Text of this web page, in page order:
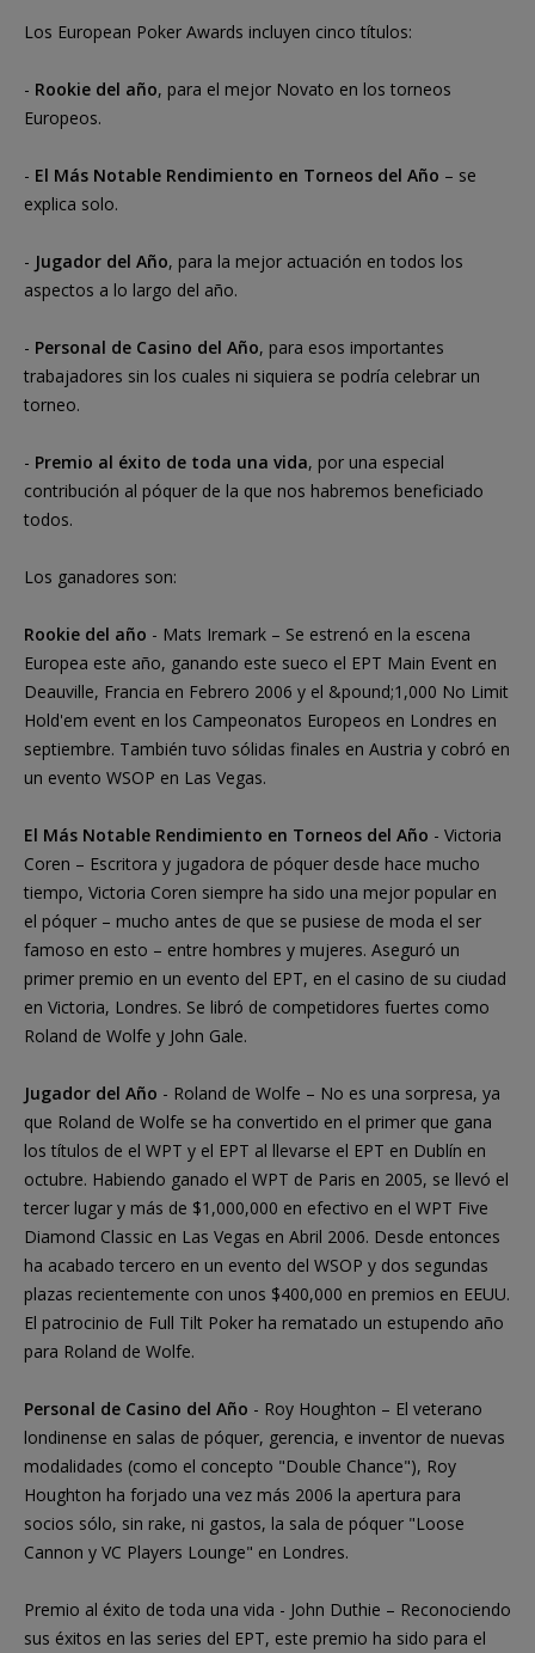
Los European Poker Awards incluyen cinco títulos:
- Rookie del año, para el mejor Novato en los torneos
Europeos.
- El Más Notable Rendimiento en Torneos del Año – se
explica solo.
- Jugador del Año, para la mejor actuación en todos los
aspectos a lo largo del año.
- Personal de Casino del Año, para esos importantes
trabajadores sin los cuales ni siquiera se podría celebrar un
torneo.
- Premio al éxito de toda una vida, por una especial
contribución al póquer de la que nos habremos beneficiado
todos.
Los ganadores son:
Rookie del año - Mats Iremark – Se estrenó en la escena
Europea este año, ganando este sueco el EPT Main Event en
Deauville, Francia en Febrero 2006 y el &pound;1,000 No Limit
Hold'em event en los Campeonatos Europeos en Londres en
septiembre. También tuvo sólidas finales en Austria y cobró en
un evento WSOP en Las Vegas.
El Más Notable Rendimiento en Torneos del Año - Victoria
Coren – Escritora y jugadora de póquer desde hace mucho
tiempo, Victoria Coren siempre ha sido una mejor popular en
el póquer – mucho antes de que se pusiese de moda el ser
famoso en esto – entre hombres y mujeres. Aseguró un
primer premio en un evento del EPT, en el casino de su ciudad
en Victoria, Londres. Se libró de competidores fuertes como
Roland de Wolfe y John Gale.
Jugador del Año - Roland de Wolfe – No es una sorpresa, ya
que Roland de Wolfe se ha convertido en el primer que gana
los títulos de el WPT y el EPT al llevarse el EPT en Dublín en
octubre. Habiendo ganado el WPT de Paris en 2005, se llevó el
tercer lugar y más de $1,000,000 en efectivo en el WPT Five
Diamond Classic en Las Vegas en Abril 2006. Desde entonces
ha acabado tercero en un evento del WSOP y dos segundas
plazas recientemente con unos $400,000 en premios en EEUU.
El patrocinio de Full Tilt Poker ha rematado un estupendo año
para Roland de Wolfe.
Personal de Casino del Año - Roy Houghton – El veterano
londinense en salas de póquer, gerencia, e inventor de nuevas
modalidades (como el concepto "Double Chance"), Roy
Houghton ha forjado una vez más 2006 la apertura para
socios sólo, sin rake, ni gastos, la sala de póquer "Loose
Cannon y VC Players Lounge" en Londres.
Premio al éxito de toda una vida - John Duthie – Reconociendo
sus éxitos en las series del EPT, este premio ha sido para el